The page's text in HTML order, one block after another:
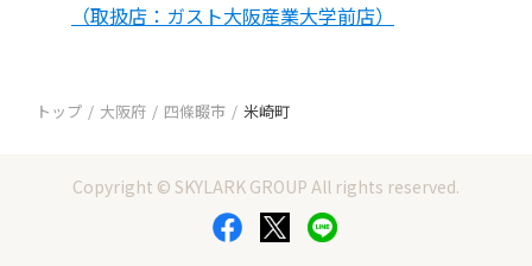
（取扱店：ガスト大阪産業大学前店）
トップ 大阪府 四條畷市 米崎町
Copyright © SKYLARK GROUP All rights reserved.